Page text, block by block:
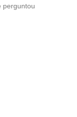
perguntou